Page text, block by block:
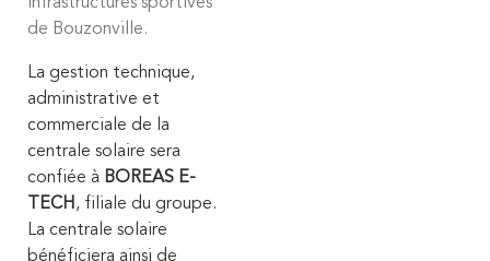
de Bouzonville.
La gestion technique,
administrative et
commerciale de la
centrale solaire sera
confiée à BOREAS E-
TECH , filiale du groupe.
La centrale solaire
bénéficiera ainsi de